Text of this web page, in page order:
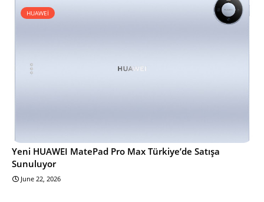
HUAWEİ
Yeni HUAWEI MatePad Pro Max Türkiye’de Satışa
Sunuluyor
June 22, 2026